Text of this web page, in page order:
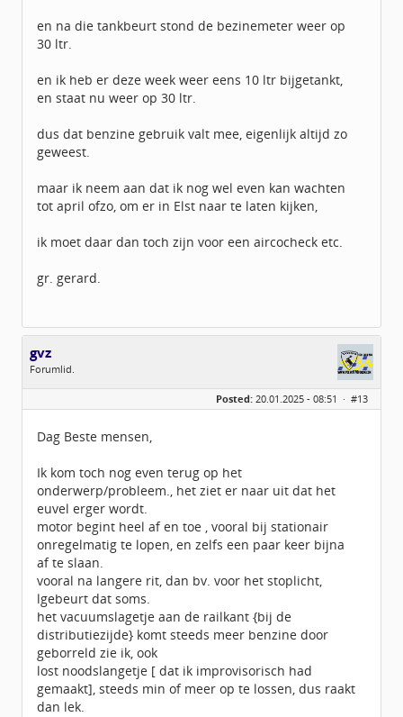
en na die tankbeurt stond de bezinemeter weer op
30 ltr.
en ik heb er deze week weer eens 10 ltr bijgetankt,
en staat nu weer op 30 ltr.
dus dat benzine gebruik valt mee, eigenlijk altijd zo
geweest.
maar ik neem aan dat ik nog wel even kan wachten
tot april ofzo, om er in Elst naar te laten kijken,
ik moet daar dan toch zijn voor een aircocheck etc.
gr. gerard.
gvz
Forumlid.
Geslacht:
Leeftijd:
73
Geregistreerd: 11 / 2015
Posted: 20.01.2025 - 08:51 · #13
Dag Beste mensen,
Ik kom toch nog even terug op het
onderwerp/probleem., het ziet er naar uit dat het
euvel erger wordt.
motor begint heel af en toe , vooral bij stationair
onregelmatig te lopen, en zelfs een paar keer bijna
af te slaan.
vooral na langere rit, dan bv. voor het stoplicht,
lgebeurt dat soms.
het vacuumslagetje aan de railkant {bij de
distributiezijde} komt steeds meer benzine door
geborreld zie ik, ook
lost noodslangetje [ dat ik improvisorisch had
gemaakt], steeds min of meer op te lossen, dus raakt
dan lek.